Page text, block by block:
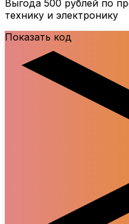
Выгода 500 рублей по
технику и электронику
Показать код